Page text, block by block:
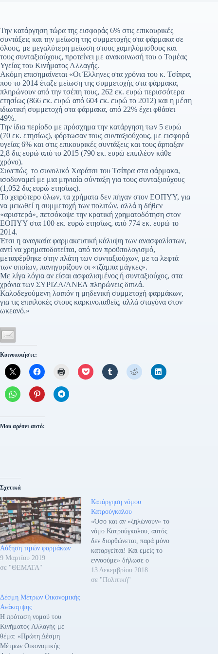
Την κατάργηση τώρα της εισφοράς 6% στις επικουρικές
συντάξεις και την μείωση της συμμετοχής στα φάρμακα σε
όλους, με μεγαλύτερη μείωση στους χαμηλόμισθους και
τους συνταξιούχους, προτείνει με ανακοινωσή του ο Τομέας
Υγείας του Κινήματος Αλλαγής.
Ακόμη επισημαίνεται «Οι Έλληνες στα χρόνια του κ. Τσίπρα,
που το 2014 έταζε μείωση της συμμετοχής στα φάρμακα,
πληρώνουν από την τσέπη τους, 262 εκ. ευρώ περισσότερα
ετησίως (866 εκ. ευρώ από 604 εκ. ευρώ το 2012) και η μέση
ιδιωτική συμμετοχή στα φάρμακα, από 22% έχει φθάσει
49%.
Την ίδια περίοδο με πρόσχημα την κατάργηση των 5 ευρώ
(70 εκ. ετησίως), φόρτωσαν τους συνταξιούχους, με εισφορά
υγείας 6% και στις επικουρικές συντάξεις και τους άρπαξαν
2,8 δις ευρώ από το 2015 (790 εκ. ευρώ επιπλέον κάθε
χρόνο).
Συνεπώς το συνολικό Χαράτσι του Τσίπρα στα φάρμακα,
ισοδυναμεί με μια μηνιαία σύνταξη για τους συνταξιούχους
(1,052 δις ευρώ ετησίως).
Το χειρότερο όλων, τα χρήματα δεν πήγαν στον ΕΟΠΥΥ, για
να μειωθεί η συμμετοχή των πολιτών, αλλά η δήθεν
«αριστερά», πετσόκοψε την κρατική χρηματοδότηση στον
ΕΟΠΥΥ στα 100 εκ. ευρώ ετησίως, από 774 εκ. ευρώ το
2014.
Έτσι η αναγκαία φαρμακευτική κάλυψη των ανασφαλίστων,
αντί να χρηματοδοτείται, από τον προϋπολογισμό,
μεταφέρθηκε στην πλάτη των συνταξιούχων, με τα λεφτά
των οποίων, πανηγυρίζουν οι «τζάμπα μάγκες».
Με λίγα λόγια αν είσαι ασφαλισμένος ή συνταξιούχος, στα
χρόνια των ΣΥΡΙΖΑ/ΑΝΕΛ πληρώνεις διπλά.
Καλοδεχούμενη λοιπόν η μηδενική συμμετοχή φαρμάκων,
για τις επιπλοκές στους καρκινοπαθείς, αλλά σταγόνα στον
ωκεανό.»
Κοινοποιήστε:
Μου αρέσει αυτό:
Σχετικά
Αύξηση τιμών φαρμάκων
9 Μαρτίου 2019
σε "ΘΕΜΑΤΑ"
Κατάργηση νόμου
Κατρούγκαλου
«Όσο και αν «ξηλώνουν» το
νόμο Κατρούγκαλου, αυτός
δεν διορθώνεται, παρά μόνο
καταργείται! Και εμείς το
εννοούμε» δήλωσε ο
βουλευτής της Νέας
Δημοκρατίας Κυκλάδων, κ.
13 Δεκεμβρίου 2018
σε "Πολιτική"
Δέσμη Μέτρων Οικονομικής
Ανάκαμψης
Η πρόταση νομού του
Κινήματος Αλλαγής με
θέμα: «Πρώτη Δέσμη
Μέτρων Οικονομικής